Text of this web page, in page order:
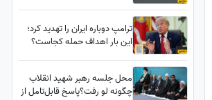
ترامپ دوباره ایران را تهدید کرد؛
این بار اهداف حمله کجاست؟
محل جلسه رهبر شهید انقلاب
چگونه لو رفت؟پاسخ قابل‌تامل از